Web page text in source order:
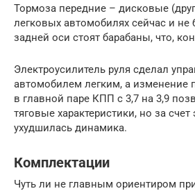
Тормоза передние – дисковые
легковых автомобилях сейчас и не
задней оси стоят барабаны, что,
Электроусилитель руля сделал
автомобилем легким, а изменение
в главной паре КПП с 3,7 на 3,9
тяговые характеристики, но за счет
ухудшилась динамика.
Комплектации
Чуть ли не главным ориентиром